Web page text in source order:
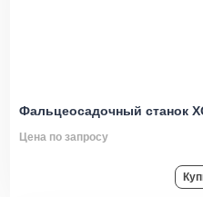
Фальцеосадочный станок
Цена по запросу